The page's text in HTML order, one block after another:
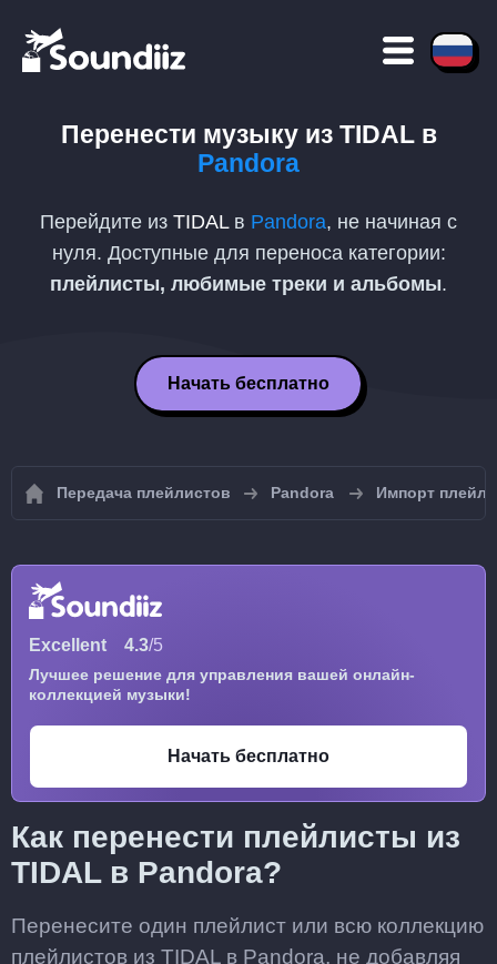
Перенести музыку из TIDALв
Pandora
Перейдите из TIDALв Pandora, не начиная с
нуля. Доступные для переноса категории:
плейлисты, любимые треки и альбомы.
Начать бесплатно
Передача плейлистов Pandora Импорт
Excellent 4.3/5
Лучшее решение для управления вашей онлайн-
коллекцией музыки!
Начать бесплатно
Как перенести плейлисты из
TIDAL в Pandora?
Перенесите один плейлист или всю коллекцию
плейлистов из TIDAL в Pandora, не добавляя